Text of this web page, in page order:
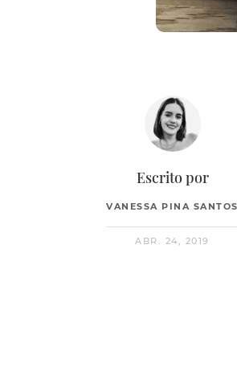
Escrito por
VANESSA PINA SANTOS
ABR. 24, 2019